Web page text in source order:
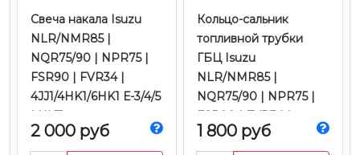
Свеча накала Isuzu
NLR/NMR85 |
NQR75/90 | NPR75 |
FSR90 | FVR34 |
4JJ1/4HK1/6HK1 Е-3/4/5
| HKT
2 000 руб
Кольцо-сальник
топливной трубки
ГБЦ Isuzu
NLR/NMR85 |
NQR75/90 | NPR75 |
FSR90 | FVR34 |
4JJ1/4HK1 Е-3/4/5 |
1 800 руб